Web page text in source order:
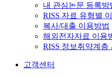
내 관심논문 등록방
RISS 자료 유형별
복사/대출 이용방법
해외전자자료 이용
RISS 정보취약계층
고객센터